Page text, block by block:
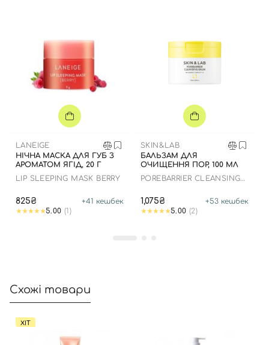
LANEIGE
НІЧНА МАСКА ДЛЯ ГУБ З
АРОМАТОМ ЯГІД, 20 Г
LIP SLEEPING MASK BERRY
825₴ +41 кешбек
5.00 (1)
SKIN&LAB
БАЛЬЗАМ ДЛЯ
ОЧИЩЕННЯ ПОР, 100 МЛ
POREBARRIER CLEANSING
1,075₴ +53 кешбек
5.00 (2)
Схожі товари
ХІТ
Вхід Реєстрація
Номер телефону
Відправляючи форму для авторизації/реєстрації ви
Далі